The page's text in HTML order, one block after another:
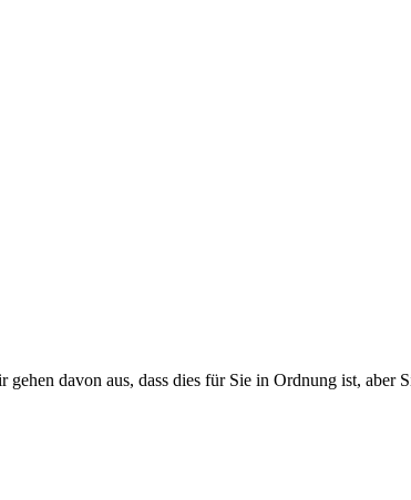
davon aus, dass dies für Sie in Ordnung ist,